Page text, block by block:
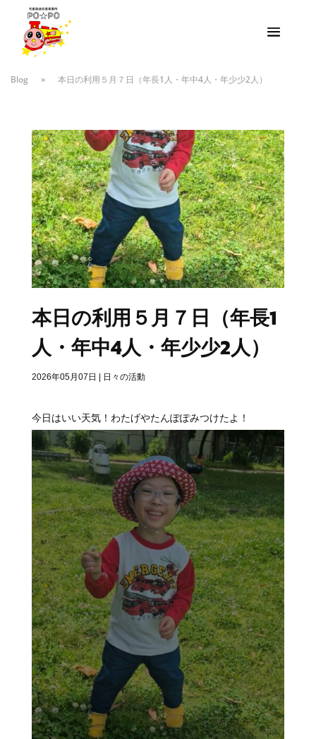
Blog » 本日の利用５月７日（年長1人・年中4人・年少少2人）
本日の利用５月７日（年長1
人・年中4人・年少少2人）
2026年05月07日 日々の活動
今日はいい天気！わたげやたんぽぽみつけたよ！